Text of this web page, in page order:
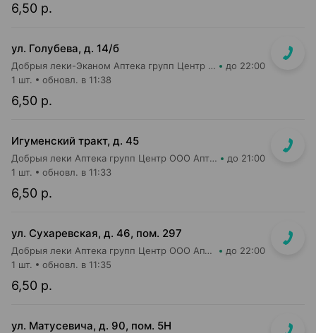
6,50 р.
ул. Голубева, д. 14/б
Добрыя леки-Эканом Аптека групп Центр ООО Аптека №88 до 22:00
6,50 р.
1 шт. обновл. в 11:38
Игуменский тракт, д. 45
Добрыя леки Аптека групп Центр ООО Аптека №7 до 21:00
6,50 р.
1 шт. обновл. в 11:33
ул. Сухаревская, д. 46, пом. 297
Добрыя леки Аптека групп Центр ООО Аптека №35 до 22:00
6,50 р.
1 шт. обновл. в 11:35
ул. Матусевича, д. 90, пом. 5Н